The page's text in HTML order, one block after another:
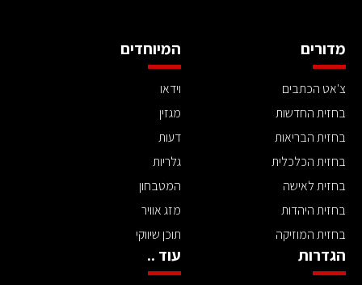
מדורים
צ'אט הכתבים
בחזית החדשות
בחזית הבריאות
בחזית הכלכלית
בחזית לאישה
בחזית היהדות
בחזית המוזיקה
המיוחדים
וידאו
מגזין
דעות
גלריות
המטבחון
מזג אוויר
תוכן שיווקי
הגדרות עוד ..